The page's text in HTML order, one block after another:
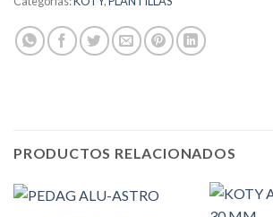
PRODUCTOS RELACIONADOS